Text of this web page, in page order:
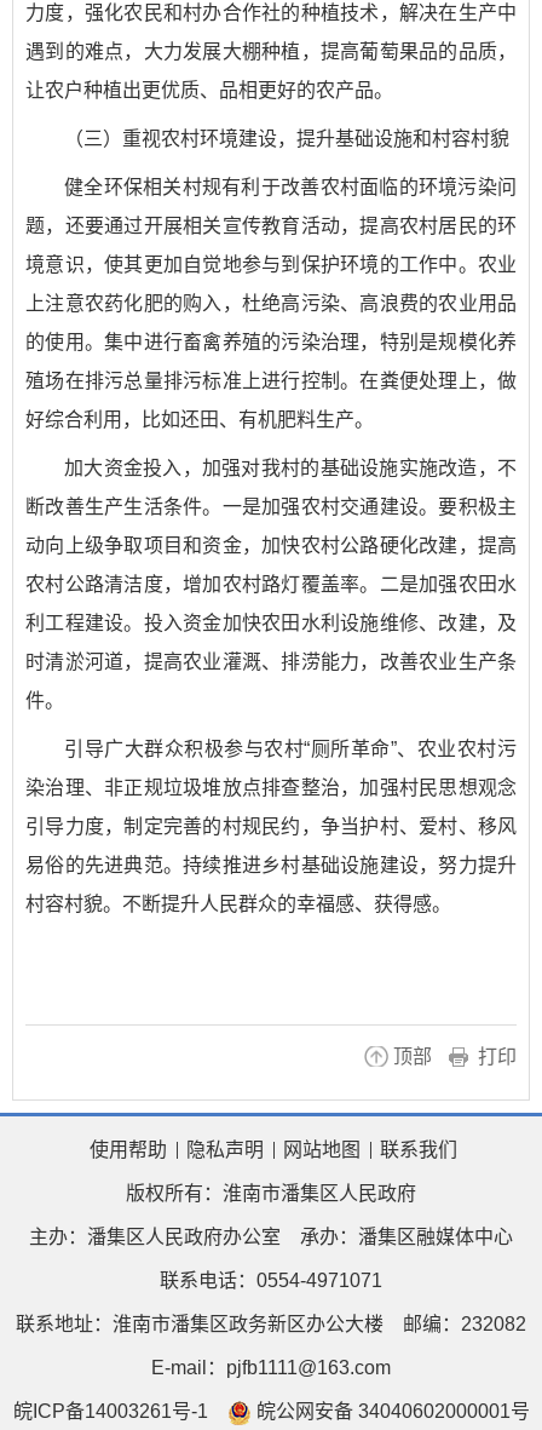
力度，强化农民和村办合作社的种植技术，解决在生产中
遇到的难点，大力发展大棚种植，提高葡萄果品的品质，
让农户种植出更优质、品相更好的农产品。
（三）重视农村环境建设，提升基础设施和村容村貌
健全环保相关村规有利于改善农村面临的环境污染问
题，还要通过开展相关宣传教育活动，提高农村居民的环
境意识，使其更加自觉地参与到保护环境的工作中。农业
上注意农药化肥的购入，杜绝高污染、高浪费的农业用品
的使用。集中进行畜禽养殖的污染治理，特别是规模化养
殖场在排污总量排污标准上进行控制。在粪便处理上，做
好综合利用，比如还田、有机肥料生产。
加大资金投入，加强对我村的基础设施实施改造，不
断改善生产生活条件。一是加强农村交通建设。要积极主
动向上级争取项目和资金，加快农村公路硬化改建，提高
农村公路清洁度，增加农村路灯覆盖率。二是加强农田水
利工程建设。投入资金加快农田水利设施维修、改建，及
时清淤河道，提高农业灌溉、排涝能力，改善农业生产条
件。
引导广大群众积极参与农村“厕所革命”、农业农村污
染治理、非正规垃圾堆放点排查整治，加强村民思想观念
引导力度，制定完善的村规民约，争当护村、爱村、移风
易俗的先进典范。持续推进乡村基础设施建设，努力提升
村容村貌。不断提升人民群众的幸福感、获得感。
顶部 打印
使用帮助 隐私声明 网站地图 联系我们
版权所有：淮南市潘集区人民政府
主办：潘集区人民政府办公室 承办：潘集区融媒体中心
联系电话：0554-4971071
联系地址：淮南市潘集区政务新区办公大楼 邮编：232082
E-mail：pjfb1111@163.com
皖ICP备14003261号-1 皖公网安备 34040602000001号